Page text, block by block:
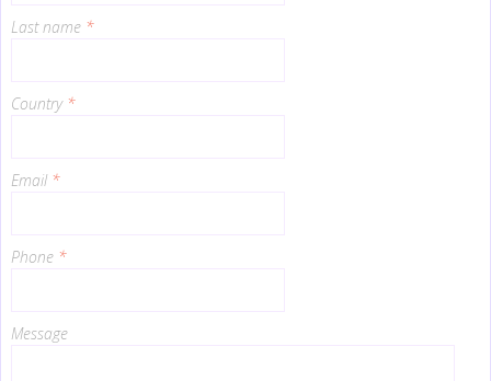
Last name *
Country *
Email *
Phone *
Message